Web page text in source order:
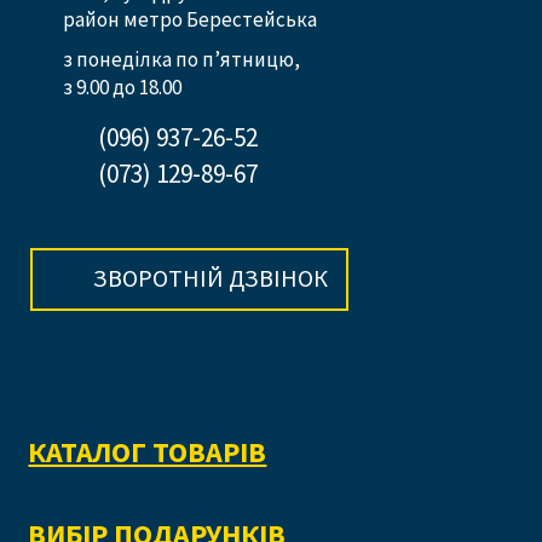
район метро Берестейська
з понеділка по п’ятницю,
з 9.00 до 18.00
(096) 937-26-52
(073) 129-89-67
ЗВОРОТНІЙ ДЗВІНОК
КАТАЛОГ ТОВАРІВ
ВИБІР ПОДАРУНКІВ